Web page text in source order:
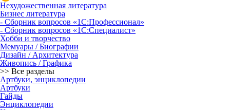
Нехудожественная литература
Бизнес литература
- Сборник вопросов «1С:Профессионал»
- Сборник вопросов «1С:Специалист»
Хобби и творчество
Мемуары / Биографии
Дизайн / Архитектура
Живопись / Графика
>> Все разделы
Артбуки, энциклопедии
Артбуки
Гайды
Энциклопедии